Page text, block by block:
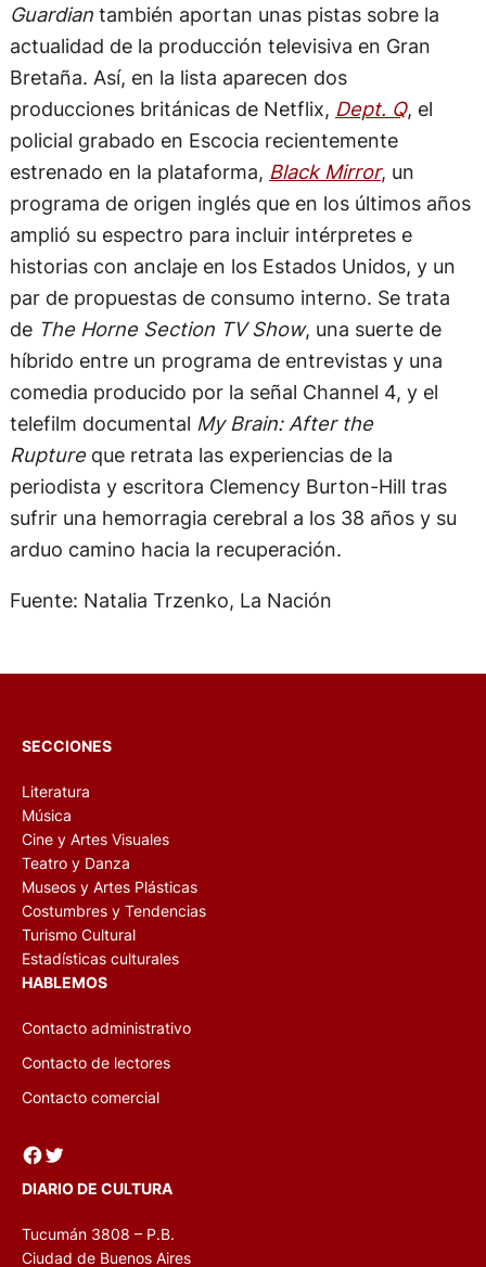
Guardiantambién aportan unas pistas sobre la
actualidad de la producción televisiva en Gran
Bretaña. Así, en la lista aparecen dos
producciones británicas de Netflix, Dept. Q, el
policial grabado en Escocia recientemente
estrenado en la plataforma, Black Mirror, un
programa de origen inglés que en los últimos años
amplió su espectro para incluir intérpretes e
historias con anclaje en los Estados Unidos, y un
par de propuestas de consumo interno. Se trata
de The Horne Section TV Show, una suerte de
híbrido entre un programa de entrevistas y una
comedia producido por la señal Channel 4, y el
telefilm documental My Brain: After the
Ruptureque retrata las experiencias de la
periodista y escritora Clemency Burton-Hill tras
sufrir una hemorragia cerebral a los 38 años y su
arduo camino hacia la recuperación.
Fuente: Natalia Trzenko, La Nación
SECCIONES
Literatura
Música
Cine y Artes Visuales
Teatro y Danza
Museos y Artes Plásticas
Costumbres y Tendencias
Turismo Cultural
Estadísticas culturales
HABLEMOS
Contacto administrativo
Contacto de lectores
Contacto comercial
Facebook Twitter
DIARIO DE CULTURA
Tucumán 3808 – P.B.
Ciudad de Buenos Aires